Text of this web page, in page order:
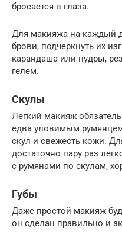
бросается в глаза.
Для макияжа на каждый
брови, подчеркнуть их
карандаша или пудры,
гелем.
Скулы
Легкий макияж
едва уловимым
скул и свежесть кожи.
достаточно пару раз
с румянами по скулам,
Губы
Даже простой макияж
он сделан правильно и